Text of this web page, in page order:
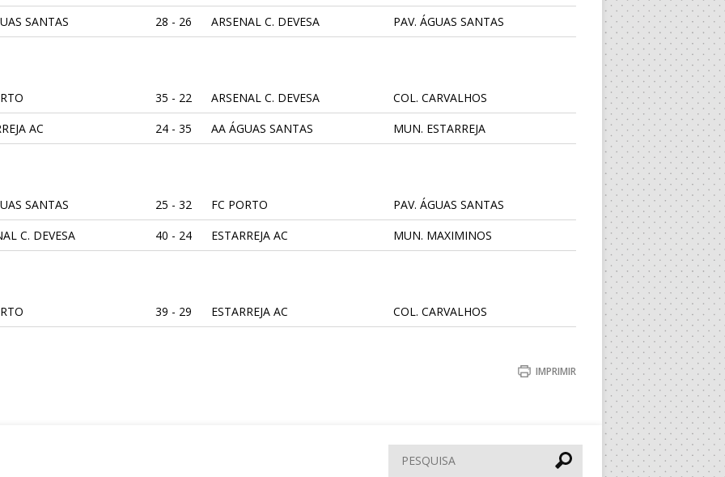
SANTAS 28 - 26 ARSENAL C. DEVESA PAV. ÁGUAS SANTAS
35 - 22 ARSENAL C. DEVESA
COL. CARVALHOS
AC 24 - 35 AA ÁGUAS SANTAS MUN. ESTARREJA
SANTAS 25 - 32 FC PORTO
PAV. ÁGUAS SANTAS
C. DEVESA 40 - 24 ESTARREJA AC MUN. MAXIMINOS
39 - 29 ESTARREJA AC
COL. CARVALHOS
PAV. ÁGUAS SANTAS
IMPRIMIR
Pesquisar